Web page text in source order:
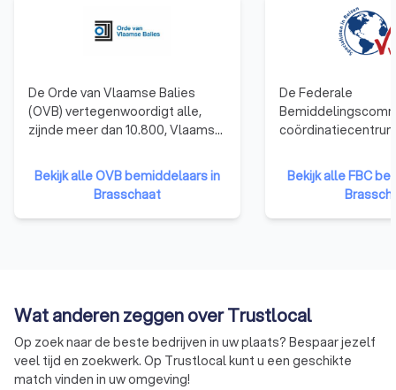
De Orde van Vlaamse Balies
(OVB) vertegenwoordigt alle,
zijnde meer dan 10.800, Vlaamse
beroepsorganisatie de belangen
van de advocatuur in haar
contacten met de overheden.
Bekijk alle OVB bemiddelaars in
Brasschaat
De Federale
voor bemiddeling
FBC staat als
erkenning van
Bekijk alle FBC
Wat anderen zeggen over Trustlocal
Op zoek naar de beste bedrijven in uw plaats? Bespaar jezelf
veel tijd en zoekwerk. Op Trustlocal kunt u een geschikte
match vinden in uw omgeving!